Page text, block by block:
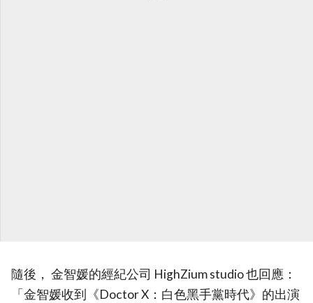
隨後， 金智媛的經紀公司 HighZium studio 也回應：
「金智媛收到《Doctor X：白色黑手黨時代》的出演